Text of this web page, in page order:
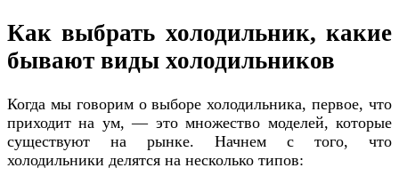
Как выбрать холодильник, какие
бывают виды холодильников
Когда мы говорим о выборе холодильника, первое, что
приходит на ум, — это множество моделей, которые
существуют на рынке. Начнем с того, что
холодильники делятся на несколько типов: